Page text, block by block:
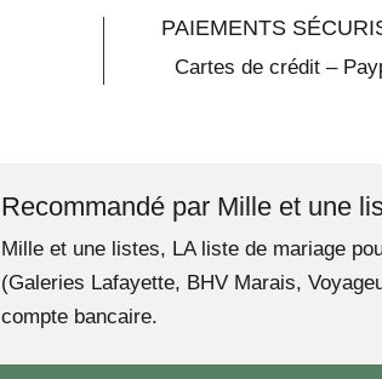
PAIEMENTS
Cartes de crédit –
Recommandé par Mille et une
Mille et une listes, LA liste de mariage
(Galeries Lafayette, BHV Marais,
compte bancaire.